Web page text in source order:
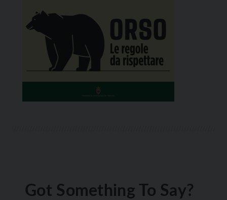
Got Something To Say?